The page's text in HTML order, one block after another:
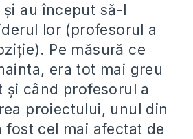
au început să-l
lor (profesorul a
Pe măsură ce
era tot mai greu
şi când profesorul a
proiectului, unul din
fost cel mai afectat de